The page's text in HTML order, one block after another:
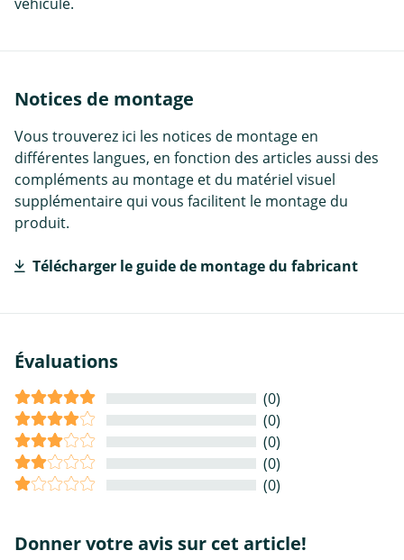
Notices de montage
Vous trouverez ici les notices de montage en
différentes langues, en fonction des articles aussi des
compléments au montage et du matériel visuel
supplémentaire qui vous facilitent le montage du
produit.
Télécharger le guide de montage du fabricant
Évaluations
(0)
(0)
(0)
(0)
(0)
Donner votre avis sur cet article!